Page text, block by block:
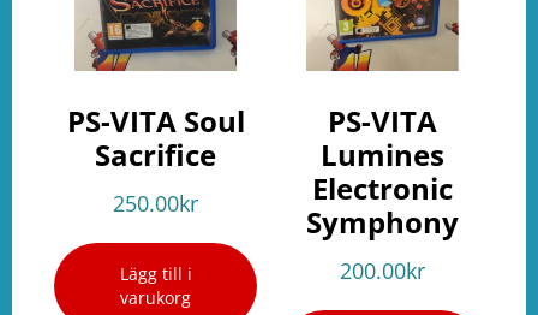
PS-VITA Soul
Sacrifice
250.00kr
Lägg till i
varukorg
PS-VITA
Lumines
Electronic
Symphony
200.00kr